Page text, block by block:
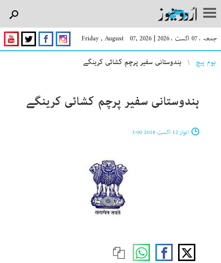
جمعہ ، 07 اگست ، 2026 |
Friday , August 07, 2026
You are here
ہوم پیچ ہندوستانی سفیر پرچم کشائی کرینگے
ہندوستانی سفیر پرچم کشائی کرینگے
اتوار 12 اگست 2018 3:00